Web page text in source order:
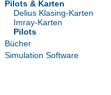
Pilots & Karten
Delius Klasing-Karten
Imray-Karten
Pilots
Bücher
Simulation Software